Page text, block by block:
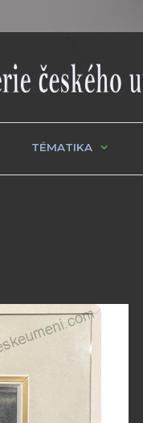
TÉMATIKA